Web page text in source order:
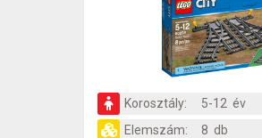
Korosztály:
5-12 év
Elemszám:
8 db